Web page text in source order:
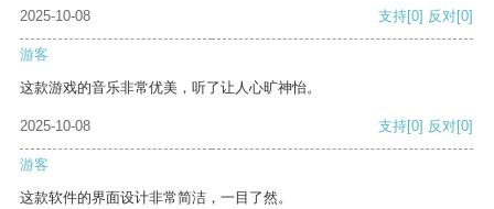
2025-10-08
支持[0] 反对[0]
游客
这款游戏的音乐非常优美，听了让人心旷神怡。
2025-10-08 支持[0] 反对[0]
游客
这款软件的界面设计非常简洁，一目了然。